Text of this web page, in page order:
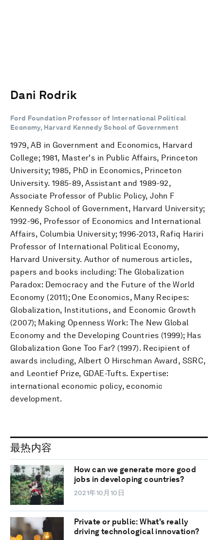
Dani Rodrik
Ford Foundation Professor of International Political
Economy, Harvard Kennedy School of Government
1979, AB in Government and Economics, Harvard
College; 1981, Master's in Public Affairs, Princeton
University; 1985, PhD in Economics, Princeton
University. 1985-89, Assistant and 1989-92,
Associate Professor of Public Policy, John F
Kennedy School of Government, Harvard University;
1992-96, Professor of Economics and International
Affairs, Columbia University; 1996-2013, Rafiq Hariri
Professor of International Political Economy,
Harvard University. Author of numerous articles,
papers and books including: The Globalization
Paradox: Democracy and the Future of the World
Economy (2011); One Economics, Many Recipes:
Globalization, Institutions, and Economic Growth
(2007); Making Openness Work: The New Global
Economy and the Developing Countries (1999); Has
Globalization Gone Too Far? (1997). Recipient of
awards including, Albert O Hirschman Award, SSRC,
and Leontief Prize, GDAE-Tufts. Expertise:
international economic policy, economic
development.
最热内容
How can we generate more good
jobs in developing countries?
2021年10月10日
Private or public: What's really
driving technological innovation?